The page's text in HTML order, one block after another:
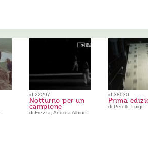
id:22297
Notturno per un
campione
di:Frezza, Andrea Albino
id:38030
Prima
di:Perelli, Luigi